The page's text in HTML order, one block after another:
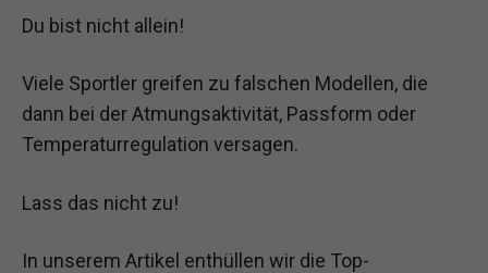
Du bist nicht allein!
Viele Sportler greifen zu falschen Modellen, die
dann bei der Atmungsaktivität, Passform oder
Temperaturregulation versagen.
Lass das nicht zu!
In unserem Artikel enthüllen wir die Top-